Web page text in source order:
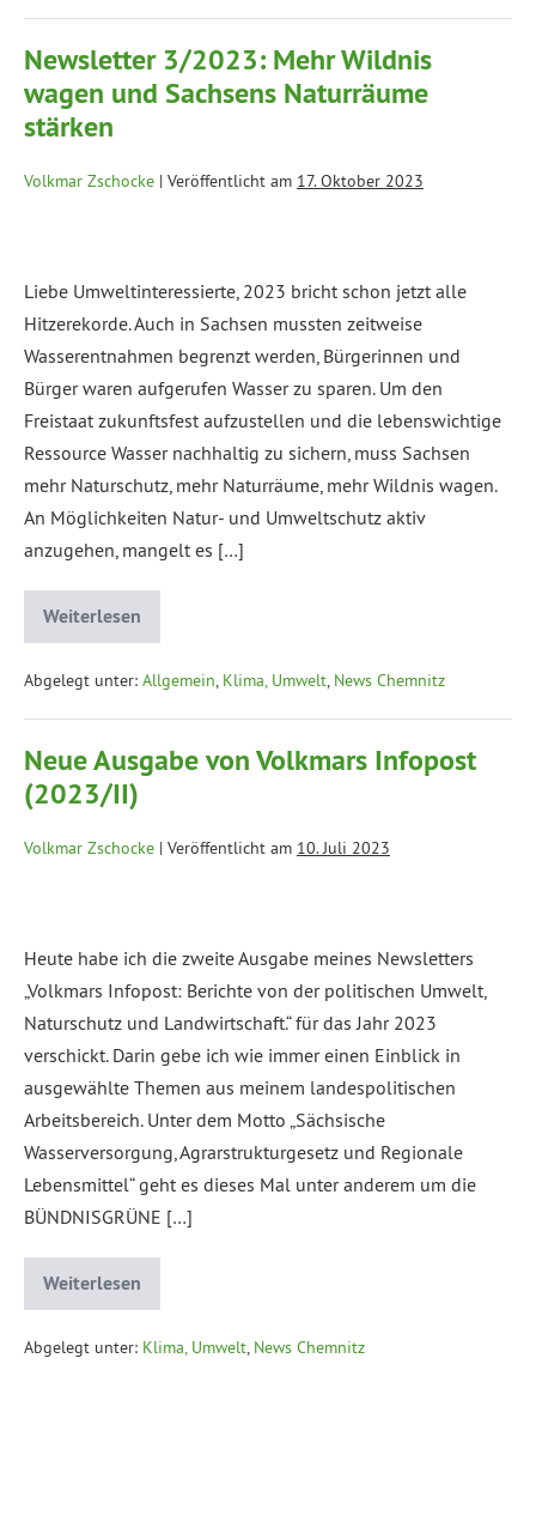
Newsletter 3/2023: Mehr Wildnis
wagen und Sachsens Naturräume
stärken
Volkmar Zschocke | Veröffentlicht am 17. Oktober 2023
Liebe Umweltinteressierte, 2023 bricht schon jetzt alle
Hitzerekorde. Auch in Sachsen mussten zeitweise
Wasserentnahmen begrenzt werden, Bürgerinnen und
Bürger waren aufgerufen Wasser zu sparen. Um den
Freistaat zukunftsfest aufzustellen und die lebenswichtige
Ressource Wasser nachhaltig zu sichern, muss Sachsen
mehr Naturschutz, mehr Naturräume, mehr Wildnis wagen.
An Möglichkeiten Natur- und Umweltschutz aktiv
anzugehen, mangelt es […]
Weiterlesen
Abgelegt unter: Allgemein, Klima, Umwelt, News Chemnitz
Neue Ausgabe von Volkmars Infopost
(2023/II)
Volkmar Zschocke | Veröffentlicht am 10. Juli 2023
Heute habe ich die zweite Ausgabe meines Newsletters
„Volkmars Infopost: Berichte von der politischen Umwelt,
Naturschutz und Landwirtschaft.“ für das Jahr 2023
verschickt. Darin gebe ich wie immer einen Einblick in
ausgewählte Themen aus meinem landespolitischen
Arbeitsbereich. Unter dem Motto „Sächsische
Wasserversorgung, Agrarstrukturgesetz und Regionale
Lebensmittel“ geht es dieses Mal unter anderem um die
BÜNDNISGRÜNE […]
Weiterlesen
Abgelegt unter: Klima, Umwelt, News Chemnitz